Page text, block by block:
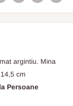
argintiu. Mina
cm
Persoane